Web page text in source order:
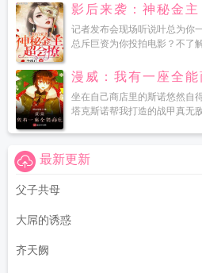
影后来袭：神秘金主
记者发布会现场听说叶总为你
总斥巨资为你投拍电影？不了
漫威：我有一座全能
坐在自己商店里的斯诺悠然自
塔克斯诺帮我打造的战甲真无
最新更新
父子共母
大屌的诱惑
齐天阙